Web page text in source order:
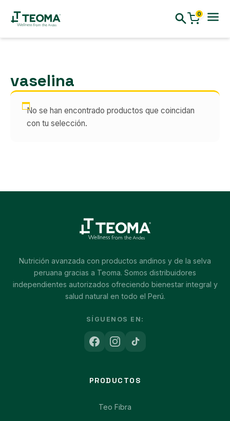
0
vaselina
No se han encontrado productos que coincidan
con tu selección.
Nutrición avanzada con productos andinos y de la selva
peruana gracias a Teoma. Somos distribuidores
independientes autorizados ofreciendo bienestar integral y
salud natural en todo el Perú.
SÍGUENOS EN:
PRODUCTOS
Teo Fibra